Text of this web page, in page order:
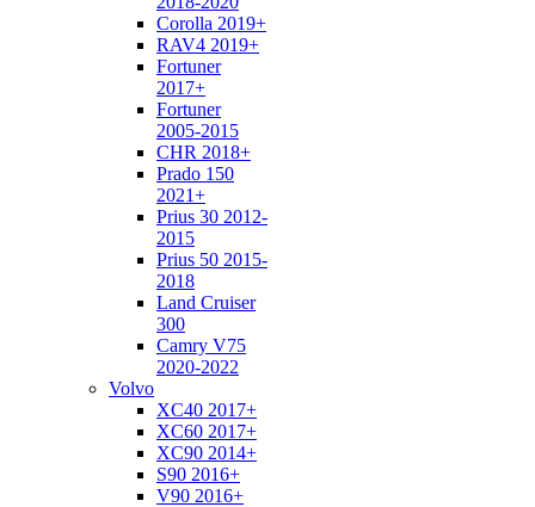
Corolla 2019+
RAV4 2019+
Fortuner
2017+
Fortuner
2005-2015
CHR 2018+
Prado 150
2021+
Prius 30 2012-
2015
Prius 50 2015-
2018
Land Cruiser
300
Camry V75
2020-2022
Volvo
XC40 2017+
XC60 2017+
XC90 2014+
S90 2016+
V90 2016+